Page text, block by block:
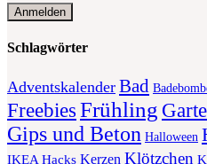
Schlagwörter
Adventskalender Bad
FreebiesFrühling
Gips und Beton Halloween
IKEA Hacks Kerzen Klötzchen